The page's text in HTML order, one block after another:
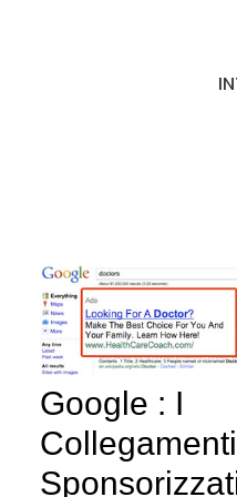
Google : I
Collegamenti